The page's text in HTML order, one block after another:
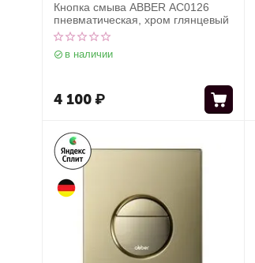
Кнопка смыва ABBER AC0126
пневматическая, хром глянцевый
в наличии
4 100₽